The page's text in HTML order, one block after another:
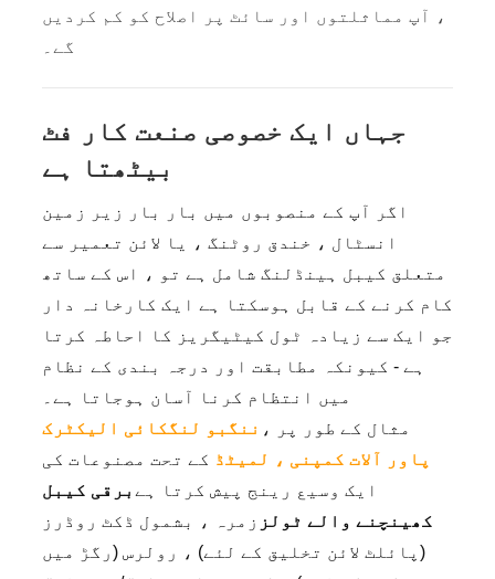
، آپ مماثلتوں اور سائٹ پر اصلاح کو کم کردیں
گے۔
جہاں ایک خصوصی صنعت کار فٹ
بیٹھتا ہے
اگر آپ کے منصوبوں میں بار بار زیر زمین
انسٹال ، خندق روٹنگ ، یا لائن تعمیر سے
متعلق کیبل ہینڈلنگ شامل ہے تو ، اس کے ساتھ
کام کرنے کے قابل ہوسکتا ہے ایک کارخانہ دار
جو ایک سے زیادہ ٹول کیٹیگریز کا احاطہ کرتا
ہے - کیونکہ مطابقت اور درجہ بندی کے نظام
میں انتظام کرنا آسان ہوجاتا ہے۔
مثال کے طور پر ، ننگبو لنگکائی الیکٹرک
پاور آلات کمپنی ، لمیٹڈ کے تحت مصنوعات کی
ایک وسیع رینج پیش کرتا ہے برقی کیبل
کھینچنے والے ٹولز زمرہ ، بشمول ڈکٹ روڈرز
(پائلٹ لائن تخلیق کے لئے) ، رولرس (رگڑ میں